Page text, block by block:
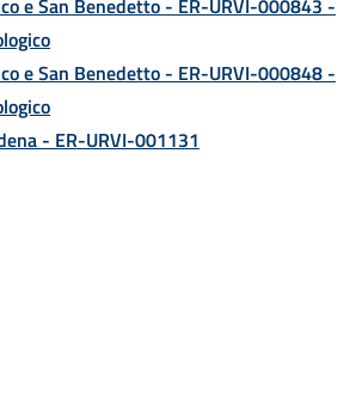
e San Benedetto - ER-URVI-000843 -
e San Benedetto - ER-URVI-000848 -
- ER-URVI-001131